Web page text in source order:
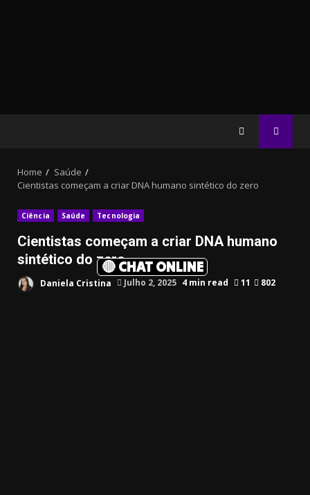
🔴 CHAT ONLINE
Home
Saúde
Cientistas começam a criar DNA humano sintético do zero
Ciência Saúde Tecnologia
Cientistas começam a criar DNA humano
sintético do zero
Daniela Cristina Julho 2, 2025 4 min read 11 802